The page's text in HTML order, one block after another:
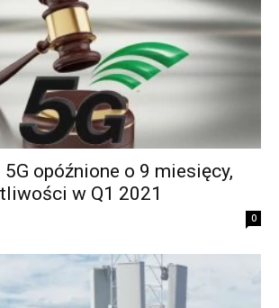
5G opóźnione o 9 miesięcy,
w Q1 2021
0